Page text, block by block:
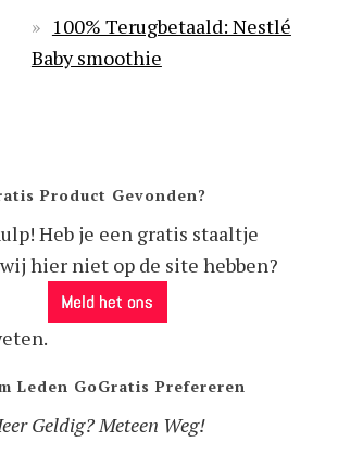
100% Terugbetaald: Nestlé
Baby smoothie
Product Gevonden?
Heb je een gratis staaltje
hier niet op de site hebben?
Leden GoGratis Prefereren
Geldig? Meteen Weg!